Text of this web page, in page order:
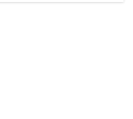
Tschantschendorf,